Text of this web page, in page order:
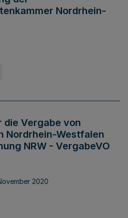
Nordrhein-
die Vergabe von
Nordrhein-Westfalen
NRW - VergabeVO
2020